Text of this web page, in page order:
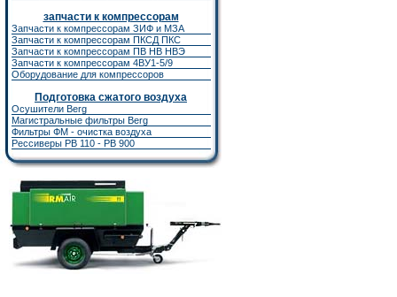
запчасти к компрессорам
Запчасти к компрессорам ЗИФи МЗА
Запчасти к компрессорам ПКСД ПКС
Запчасти к компрессорам ПВ НВ НВЭ
Запчасти к компрессорам 4ВУ1-5/9
Оборудование для компрессоров
Подготовка сжатого воздуха
Осушители Berg
Магистральные фильтры Berg
Фильтры ФМ - очистка воздуха
Рессиверы РВ 110 - РВ 900